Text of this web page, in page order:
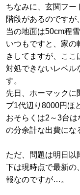
ちなみに、玄関フー
階段があるのです
当の地面は50cm程
いつもですと、家の
きしてますが、ここ
対処できないレベル
す。
先日、ホーマックに
プ1代辺り8000円ほ
おそらくは2～3台
の分余計な出費にな
ただ、問題は明日以
下は現時点で最新の
報なのですが…。